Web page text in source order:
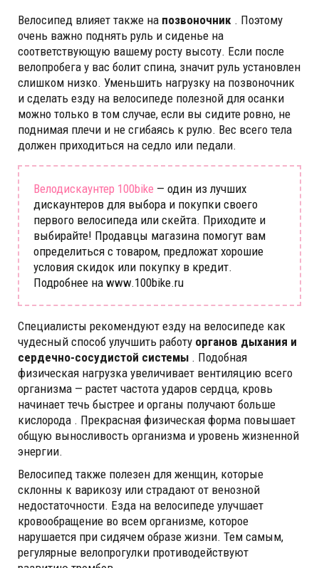
Велосипед влияет также на позвоночник . Поэтому
очень важно поднять руль и сиденье на
соответствующую вашему росту высоту. Если после
велопробега у вас болит спина, значит руль установлен
слишком низко. Уменьшить нагрузку на позвоночник
и сделать езду на велосипеде полезной для осанки
можно только в том случае, если вы сидите ровно, не
поднимая плечи и не сгибаясь к рулю. Вес всего тела
должен приходиться на седло или педали.
Велодискаунтер 100bike — один из лучших
дискаунтеров для выбора и покупки своего
первого велосипеда или скейта. Приходите и
выбирайте! Продавцы магазина помогут вам
определиться с товаром, предложат хорошие
условия скидок или покупку в кредит.
Подробнее на www.100bike.ru
Специалисты рекомендуют езду на велосипеде как
чудесный способ улучшить работу органов дыхания и
сердечно-сосудистой системы . Подобная
физическая нагрузка увеличивает вентиляцию всего
организма — растет частота ударов сердца, кровь
начинает течь быстрее и органы получают больше
кислорода . Прекрасная физическая форма повышает
общую выносливость организма и уровень жизненной
энергии.
Велосипед также полезен для женщин, которые
склонны к варикозу или страдают от венозной
недостаточности. Езда на велосипеде улучшает
кровообращение во всем организме, которое
нарушается при сидячем образе жизни. Тем самым,
регулярные велопрогулки противодействуют